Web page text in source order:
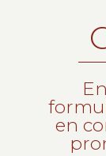
en